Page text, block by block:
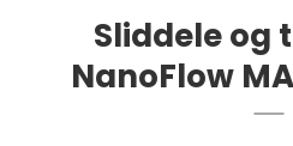
Sliddele og
NanoFlow